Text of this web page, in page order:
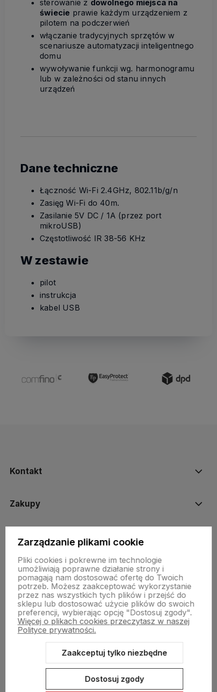
sterowanie z dowolnego miejsca na
świecie prawie każdym urządzeniem z
pilotem na podczerwień
włączanie tradycyjnych sprzętów w
scenariusze automatyzacji inteligentnego
domu
wywoływanie funkcji wg. harmonogramu
lub w zależności od stanu innych
urządzeń
Dane techniczne
Łączność Wi-Fi 2.4GHz, 802.11b/g/n
Zasięg Wi-Fi do 40m.
Zasilanie 5V DC / 1A (przez port
mikroUSB)
Częstotliwość IR 38-56 KHz
W zestawie
pilot
instrukcja
kabel USB
Kontakt
Zakupy
Informacje prawne
Sklep internetowy Shoper.pl Szablon Shoper Modern 3.0™
GrowCommerce
Zarządzanie plikami cookie
Pliki cookies i pokrewne im technologie
umożliwiają poprawne działanie strony i
pomagają nam dostosować ofertę do Twoich
potrzeb. Możesz zaakceptować wykorzystanie
przez nas wszystkich tych plików i przejść do
sklepu lub dostosować użycie plików do swoich
preferencji, wybierając opcję "Dostosuj zgody".
Więcej o plikach cookies przeczytasz w naszej
Polityce prywatności.
Zaakceptuj tylko niezbędne
Dostosuj zgody